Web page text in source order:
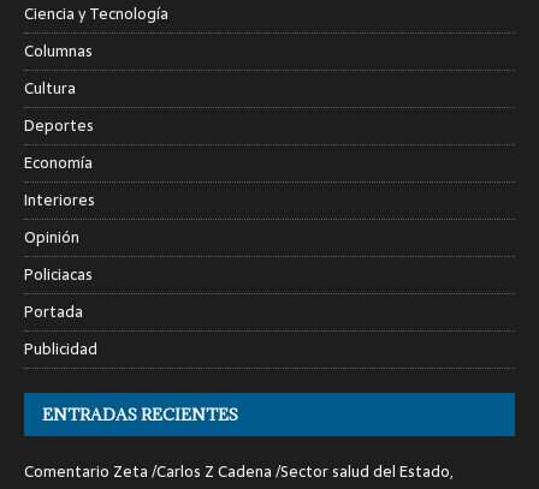
Ciencia y Tecnología
Columnas
Cultura
Deportes
Economía
Interiores
Opinión
Policiacas
Portada
Publicidad
ENTRADAS RECIENTES
Comentario Zeta /Carlos Z Cadena /Sector salud del Estado,